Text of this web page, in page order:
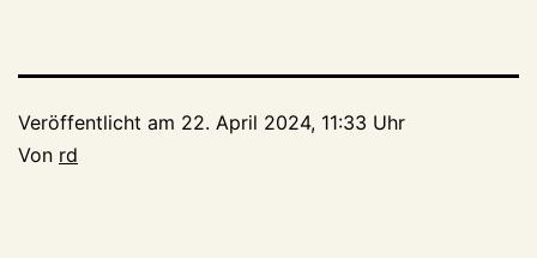
Veröffentlicht am 22. April 2024, 11:33 Uhr
Von rd